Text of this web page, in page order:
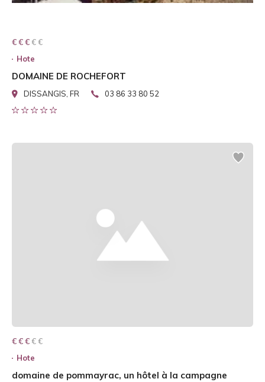
€ € € € €
€ € €
Hote
DOMAINE DE ROCHEFORT
DISSANGIS, FR 03 86 33 80 52
€ € € € €
€ € €
Hote
domaine de pommayrac, un hôtel à la campagne